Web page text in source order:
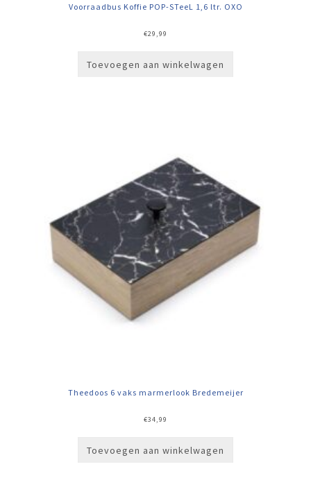
Voorraadbus Koffie POP-STeeL 1,6 ltr. OXO
€29,99
Toevoegen aan winkelwagen
Theedoos 6 vaks marmerlook Bredemeijer
€34,99
Toevoegen aan winkelwagen